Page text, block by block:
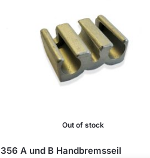
Out of stock
356 A und B Handbremsseil